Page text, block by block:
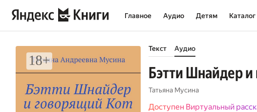
Главное Аудио Детям Каталог
Текст Аудио
Бэтти Шнайдер
Татьяна Мусина
Доступен Виртуальный